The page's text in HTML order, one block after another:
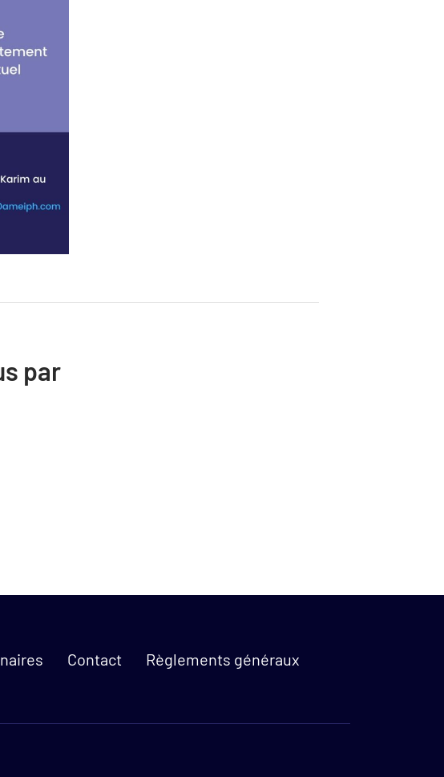
par
Contact Règlements généraux